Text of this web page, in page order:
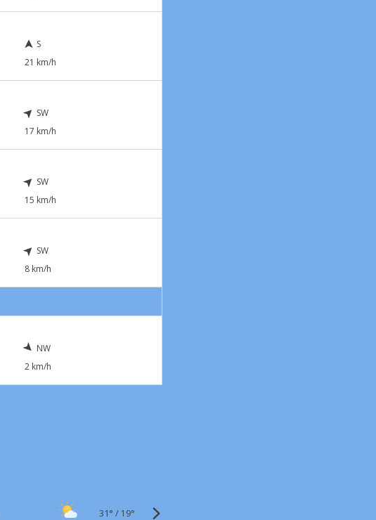
S
21 km/h
SW
17 km/h
SW
15 km/h
SW
8 km/h
NW
2 km/h
31° / 19°